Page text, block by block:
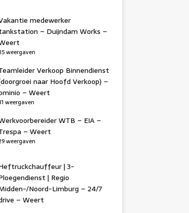
medewerker
– Duijndam Works –
weergaven
Verkoop Binnendienst
naar Hoofd Verkoop) –
– Weert
weergaven
WTB – EIA –
– Weert
weergaven
| 3-
| Regio
Noord-Limburg – 24/7
– Weert